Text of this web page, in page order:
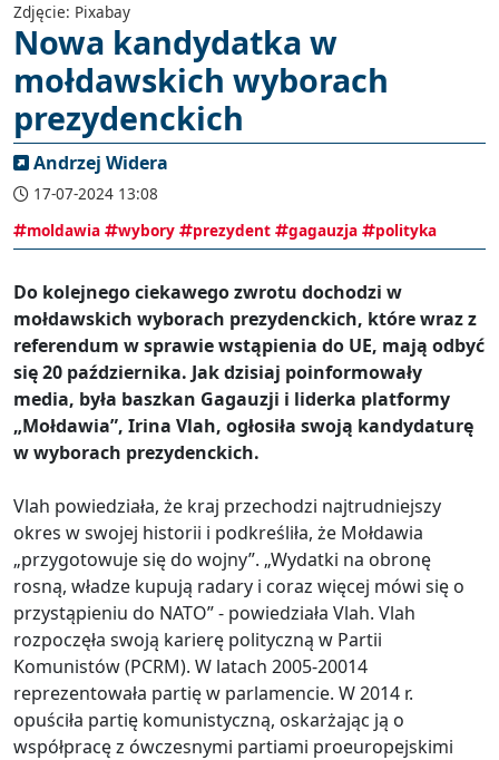
Zdjęcie: Pixabay
Nowa kandydatka w
mołdawskich wyborach
prezydenckich
Andrzej Widera
17-07-2024 13:08
moldawia
wybory prezydent gagauzja polityka
Do kolejnego ciekawego zwrotu dochodzi w
mołdawskich wyborach prezydenckich, które wraz z
referendum w sprawie wstąpienia do UE, mają odbyć
się 20 października. Jak dzisiaj poinformowały
media, była baszkan Gagauzji i liderka platformy
„Mołdawia”, Irina Vlah, ogłosiła swoją kandydaturę
w wyborach prezydenckich.
Vlah powiedziała, że kraj przechodzi najtrudniejszy
okres w swojej historii i podkreśliła, że Mołdawia
„przygotowuje się do wojny”. „Wydatki na obronę
rosną, władze kupują radary i coraz więcej mówi się o
przystąpieniu do NATO” - powiedziała Vlah. Vlah
rozpoczęła swoją karierę polityczną w Partii
Komunistów (PCRM). W latach 2005-20014
reprezentowała partię w parlamencie. W 2014 r.
opuściła partię komunistyczną, oskarżając ją o
współpracę z ówczesnymi partiami proeuropejskimi